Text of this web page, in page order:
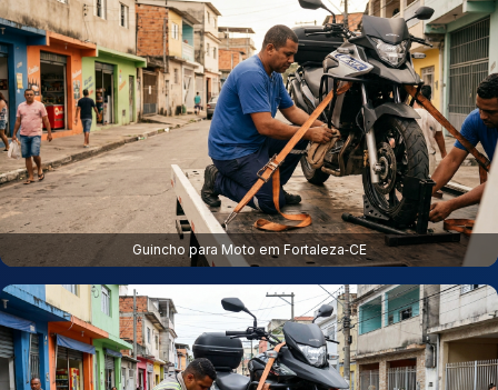
Guincho para Moto em Fortaleza‑CE